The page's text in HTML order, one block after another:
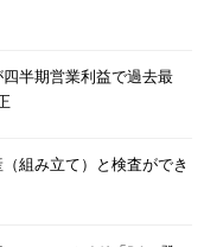
半期営業利益で過去最
組み立て）と検査ができ